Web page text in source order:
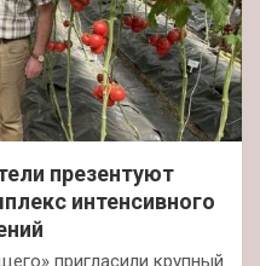
презентуют
интенсивного
пригласили крупный